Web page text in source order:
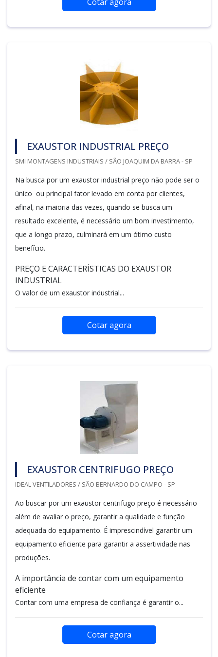
EXAUSTOR INDUSTRIAL PREÇO
SMI MONTAGENS INDUSTRIAIS / SÃO JOAQUIM DA BARRA - SP
Na busca por um exaustor industrial preço não pode ser o
único ou principal fator levado em conta por clientes,
afinal, na maioria das vezes, quando se busca um
resultado excelente, é necessário um bom investimento,
que a longo prazo, culminará em um ótimo custo
benefício.
PREÇO E CARACTERÍSTICAS DO EXAUSTOR
INDUSTRIAL
O valor de um exaustor industrial...
Cotar agora
EXAUSTOR CENTRIFUGO PREÇO
IDEAL VENTILADORES / SÃO BERNARDO DO CAMPO - SP
Ao buscar por um exaustor centrifugo preço é necessário
além de avaliar o preço, garantir a qualidade e função
adequada do equipamento. É imprescindível garantir um
equipamento eficiente para garantir a assertividade nas
produções.
A importância de contar com um equipamento
eficiente
Contar com uma empresa de confiança é garantir o...
Cotar agora